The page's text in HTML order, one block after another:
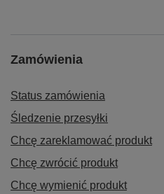
Zamówienia
Status zamówienia
Śledzenie przesyłki
Chcę zareklamować produkt
Chcę zwrócić produkt
Chcę wymienić produkt